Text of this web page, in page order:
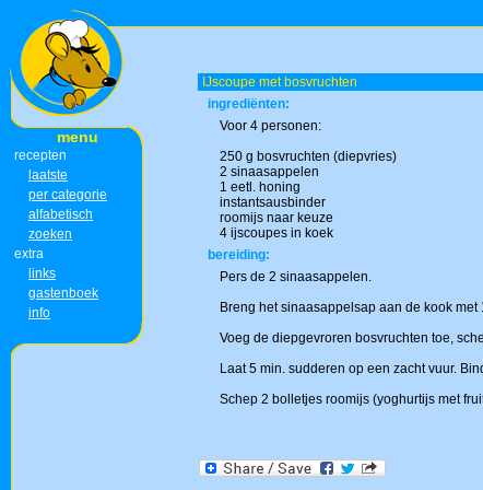
menu
recepten
laatste
per categorie
alfabetisch
zoeken
extra
links
gastenboek
info
IJscoupe met bosvruchten
ingrediënten:
Voor 4 personen:
250 g bosvruchten (diepvries)
2 sinaasappelen
1 eetl. honing
instantsausbinder
roomijs naar keuze
4 ijscoupes in koek
bereiding:
Pers de 2 sinaasappelen.
Breng het sinaasappelsap aan de kook met
Voeg de diepgevroren bosvruchten toe,
Laat 5 min. sudderen op een zacht vuur.
Schep 2 bolletjes roomijs (yoghurtijs met